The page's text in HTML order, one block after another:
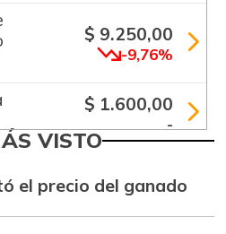
$ 9.250,00
-9,76%
$ 1.600,00
-
+0,64%
$ 6.333,00
VISTO
el precio del ganado